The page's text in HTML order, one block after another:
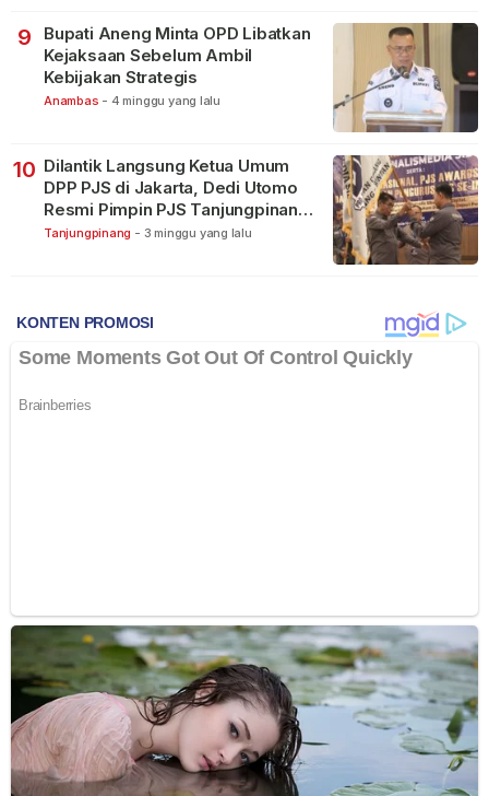
9
Bupati Aneng Minta OPD Libatkan
Kejaksaan Sebelum Ambil
Kebijakan Strategis
Anambas - 4 minggu yang lalu
10 Dilantik Langsung Ketua Umum
DPP PJS di Jakarta, Dedi Utomo
Resmi Pimpin PJS Tanjungpinang-
Bintan
Tanjungpinang - 3 minggu yang lalu